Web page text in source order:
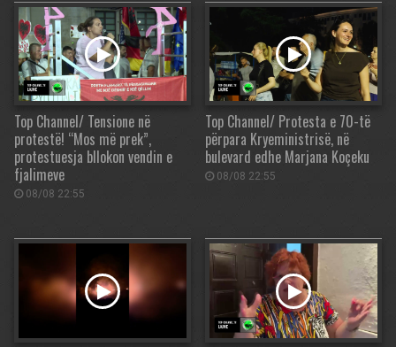
Top Channel/ Tensione në
protestë! “Mos më prek”,
protestuesja bllokon vendin e
fjalimeve
08/08 22:55
Top Channel/ Protesta e 70-të
përpara Kryeministrisë, në
bulevard edhe Marjana Koçeku
08/08 22:55